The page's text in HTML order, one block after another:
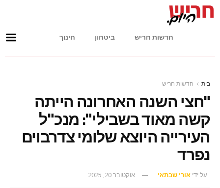
חדשות חריש ביטחון חינוך
בית חדשות חריש
"חצי השנה האחרונה הייתה
קשה מאוד בשבילי": מנכ"ל
העירייה היוצא שלומי צדרבוים
נפרד
על ידי אורי שבתאי אוקטובר 20, 2025